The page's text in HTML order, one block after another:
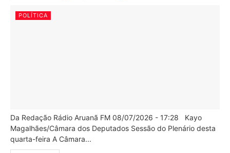
POLÍTICA
Da Redação Rádio Aruanã FM 08/07/2026 - 17:28 Kayo
Magalhães/Câmara dos Deputados Sessão do Plenário desta
quarta-feira A Câmara...